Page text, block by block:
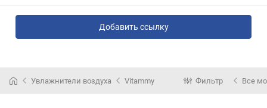
Добавить ссылку
Увлажнители воздуха Vitammy Фильтр Все